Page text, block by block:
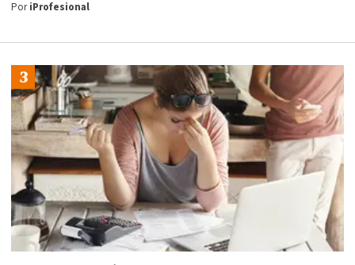
PoriProfesional